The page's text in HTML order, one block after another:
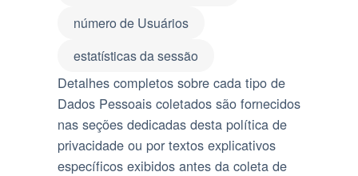
número de Usuários
estatísticas da sessão
Detalhes completos sobre cada tipo de
Dados Pessoais coletados são fornecidos
nas seções dedicadas desta política de
privacidade ou por textos explicativos
específicos exibidos antes da coleta de